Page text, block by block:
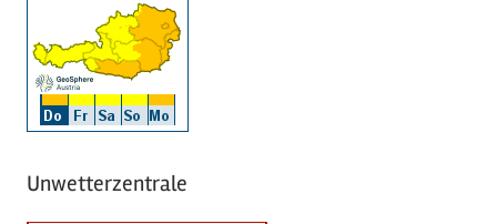
Unwetterzentrale